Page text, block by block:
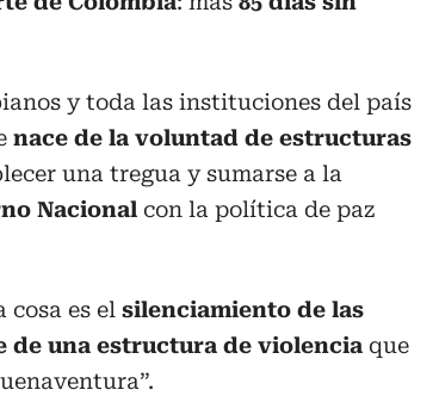
y toda las instituciones del país
nace de la voluntad de estructuras
una tregua y sumarse a la
Nacional con la política de paz
cosa es el silenciamiento de las
de una estructura de violencia que